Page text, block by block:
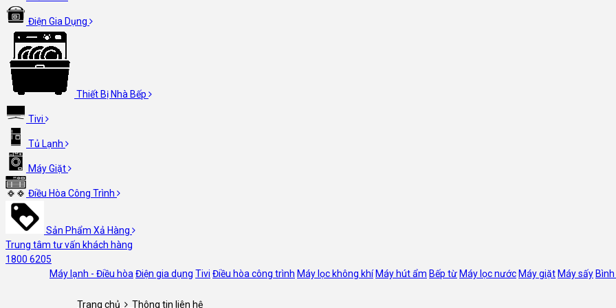
Điện Gia Dụng
Thiết Bị Nhà Bếp
Tivi
Tủ Lạnh
Máy Giặt
Điều Hòa Công Trình
Sản Phẩm Xả Hàng
Trung tâm tư vấn khách hàng
1800 6205
Máy lạnh - Điều hòa Điện gia dụng Tivi Điều hòa công trình Máy lọc không khí Máy hút ẩm Bếp từ Máy lọc nước Máy giặt Máy sấy
Trang chủ Thông tin liên hệ